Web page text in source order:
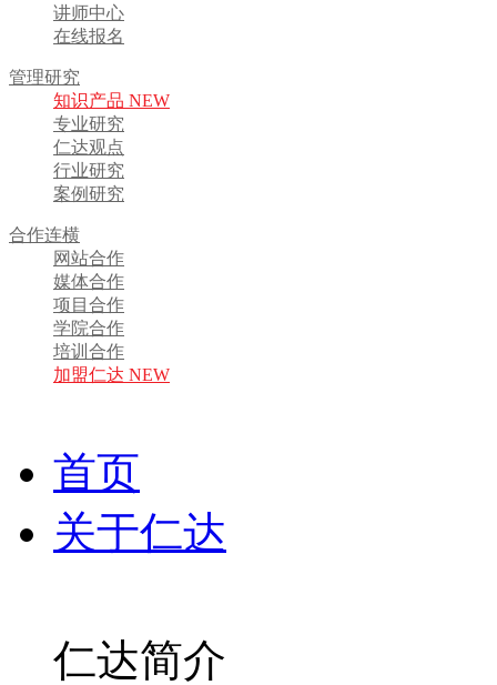
讲师中心
在线报名
管理研究
知识产品 NEW
专业研究
仁达观点
行业研究
案例研究
合作连横
网站合作
媒体合作
项目合作
学院合作
培训合作
加盟仁达 NEW
首页
关于仁达
仁达简介